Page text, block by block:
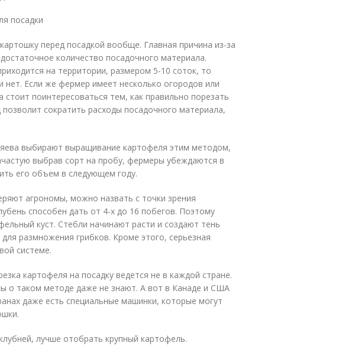
посадки
перед посадкой вообще. Главная причина из-за
количество посадочного материала.
на территории, размером 5-10 соток, то
Если же фермер имеет несколько огородов или
поинтересоваться тем, как правильно порезать
сократить расходы посадочного материала,
выбирают выращивание картофеля этим методом,
выбрав сорт на пробу, фермеры убеждаются в
его объем в следующем году.
агрономы, можно назвать с точки зрения
способен дать от 4-х до 16 побегов. Поэтому
куст. Стебли начинают расти и создают тень
размножения грибков. Кроме этого, серьезная
системе.
картофеля на посадку ведется не в каждой стране.
о таком методе даже не знают. А вот в Канаде и США
даже есть специальные машинки, которые могут
лучше отобрать крупный картофель.